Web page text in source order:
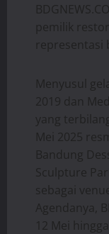
pemilik
representasi
Menyusul
2019 dan
yang
Mei 2025
Bandung
Sculpture
sebagai
Agendanya,
12 Mei